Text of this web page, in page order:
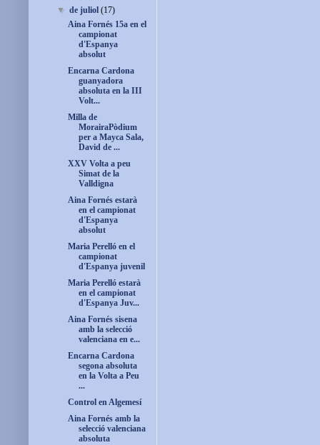
▼de juliol(17)
Aina Fornés 15a en el
campionat
d'Espanya
absolut
Encarna Cardona
guanyadora
absoluta en la III
Volt...
Milla de
MorairaPòdium
per a Mayca Sala,
David de ...
XXV Volta a peu
Simat de la
Valldigna
Aina Fornés estarà
en el campionat
d'Espanya
absolut
Maria Perelló en el
campionat
d'Espanya juvenil
Maria Perelló estarà
en el campionat
d'Espanya Juv...
Aina Fornés sisena
amb la selecció
valenciana en e...
Encarna Cardona
segona absoluta
en la Volta a Peu
...
Control en Algemesí
Aina Fornés amb la
selecció valenciana
absoluta